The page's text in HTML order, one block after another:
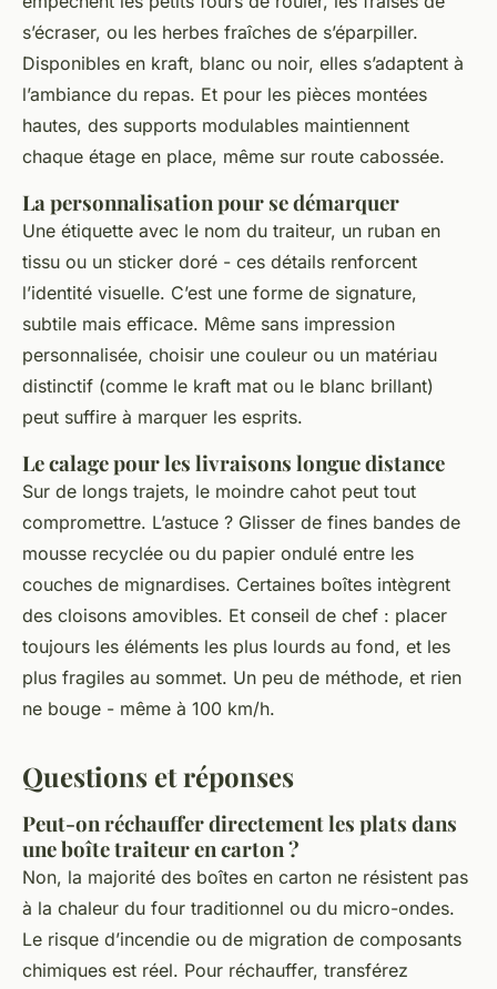
s’écraser, ou les herbes fraîches de s’éparpiller.
Disponibles en kraft, blanc ou noir, elles s’adaptent à
l’ambiance du repas. Et pour les pièces montées
hautes, des supports modulables maintiennent
chaque étage en place, même sur route cabossée.
La personnalisation pour se démarquer
Une étiquette avec le nom du traiteur, un ruban en
tissu ou un sticker doré - ces détails renforcent
l’identité visuelle. C’est une forme de signature,
subtile mais efficace. Même sans impression
personnalisée, choisir une couleur ou un matériau
distinctif (comme le kraft mat ou le blanc brillant)
peut suffire à marquer les esprits.
Le calage pour les livraisons longue distance
Sur de longs trajets, le moindre cahot peut tout
compromettre. L’astuce ? Glisser de fines bandes de
mousse recyclée ou du papier ondulé entre les
couches de mignardises. Certaines boîtes intègrent
des cloisons amovibles. Et conseil de chef : placer
toujours les éléments les plus lourds au fond, et les
plus fragiles au sommet. Un peu de méthode, et rien
ne bouge - même à 100 km/h.
Questions et réponses
Peut-on réchauffer directement les plats dans
une boîte traiteur en carton ?
Non, la majorité des boîtes en carton ne résistent pas
à la chaleur du four traditionnel ou du micro-ondes.
Le risque d’incendie ou de migration de composants
chimiques est réel. Pour réchauffer, transférez